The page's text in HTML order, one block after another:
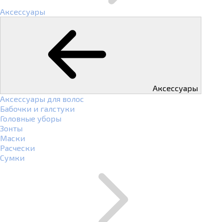
Аксессуары
Аксессуары
Аксессуары для волос
Бабочки и галстуки
Головные уборы
Зонты
Маски
Расчески
Сумки